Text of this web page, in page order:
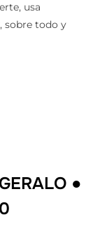
usa
sobre todo y
●